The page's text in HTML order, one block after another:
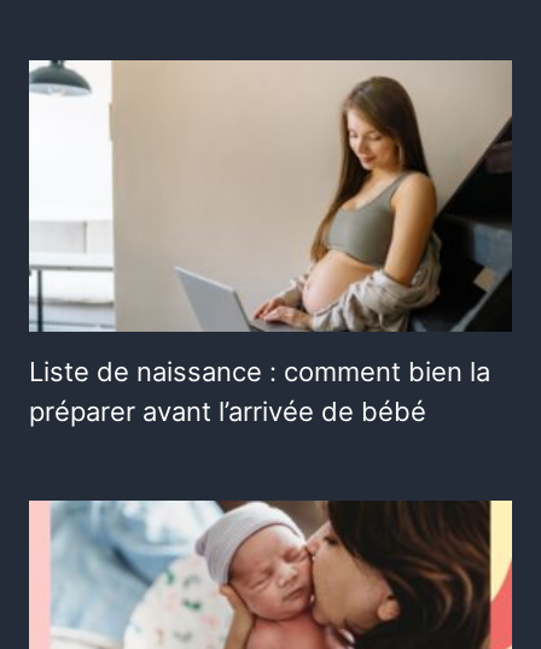
Liste de naissance : comment bien la
préparer avant l’arrivée de bébé